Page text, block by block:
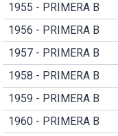
1955 - PRIMERA B
1956 - PRIMERA B
1957 - PRIMERA B
1958 - PRIMERA B
1959 - PRIMERA B
1960 - PRIMERA B